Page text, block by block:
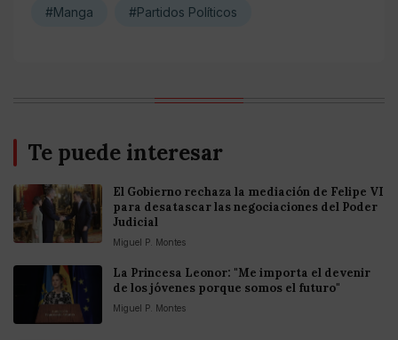
#Manga #Partidos Políticos
Te puede interesar
El Gobierno rechaza la mediación de Felipe VI
para desatascar las negociaciones del Poder
Judicial
Miguel P. Montes
La Princesa Leonor: "Me importa el devenir
de los jóvenes porque somos el futuro"
Miguel P. Montes